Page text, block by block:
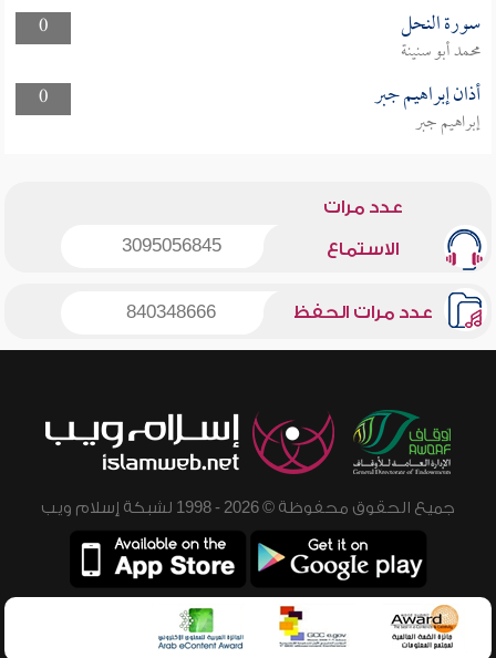
0
سورة النحل
محمد أبو سنينة
0
أذان إبراهيم جبر
إبراهيم جبر
عدد مرات
الاستماع 3095056845
عدد مرات الحفظ 840348666
جميع الحقوق محفوظة © 2026 - 1998 لشبكة إسلام ويب